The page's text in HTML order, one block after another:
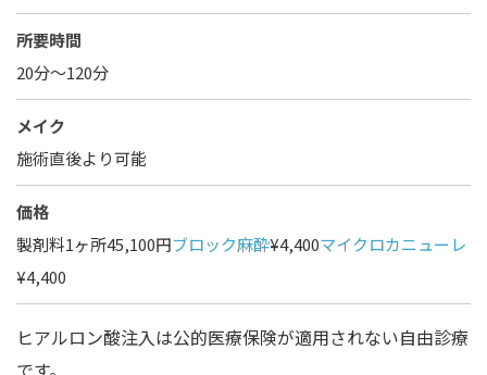
所要時間
20分～120分
メイク
施術直後より可能
価格
製剤料1ヶ所45,100円ブロック麻酔¥4,400マイクロカニューレ
¥4,400
ヒアルロン酸注入は公的医療保険が適用されない自由診療
です。